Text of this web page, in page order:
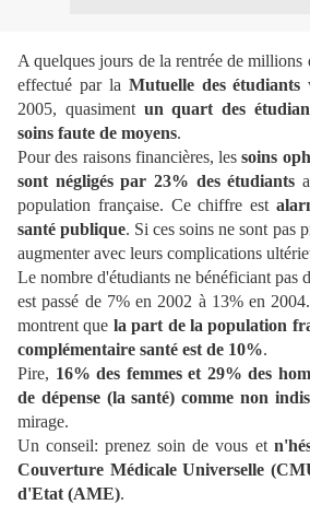
A quelques jours de la rentrée de millions
effectué par la Mutuelle des étudiants
2005, quasiment un quart des
soins faute de moyens.
Pour des raisons financières, lessoins
sont négligés par 23% des étudiants
population française. Ce chiffre est
santé publique. Si ces soins ne sont pas
augmenter avec leurs complications
Le nombre d'étudiants ne bénéficiant pas
est passé de 7% en 2002 à 13% en
montrent que la part de la population
complémentaire santé est de 10%.
Pire, 16% des femmes et 29% des
de dépense (la santé) comme non
mirage.
Un conseil: prenez soin de vous et
Couverture Médicale Universelle
d'Etat (AME).